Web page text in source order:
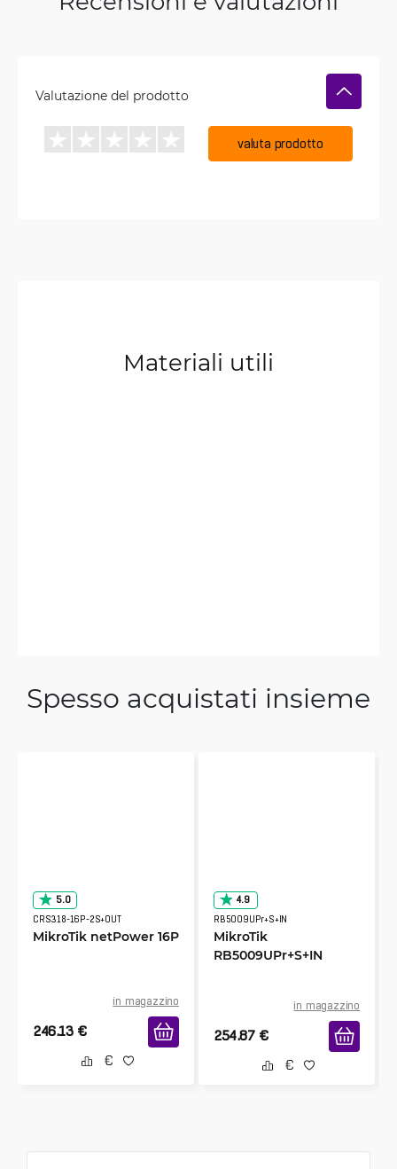
Valutazione del prodotto
valuta prodotto
Materiali utili
Spesso acquistati insieme
5.0
CRS318-16P-2S+OUT
MikroTik netPower 16P
in magazzino
246.13 €
4.9
RB5009UPr+S+IN
MikroTik
RB5009UPr+S+IN
in magazzino
254.87 €